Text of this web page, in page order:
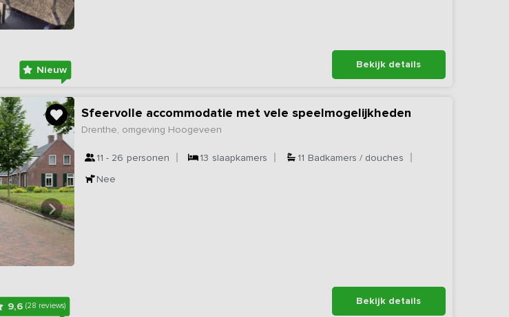
Nieuw Bekijk details
9,6(28 reviews)
Sfeervolle accommodatie met vele speelmogelijkheden
Drenthe, omgeving Hoogeveen
11 - 26 personen 13 slaapkamers 11 Badkamers / douches
Nee
Bekijk details